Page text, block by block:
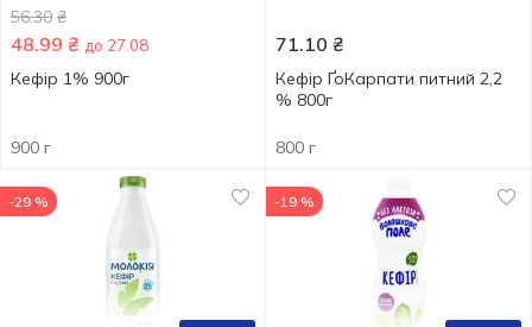
56.30 ₴
48.99 ₴ до 27.08
Кефір 1% 900г
900 г
71.10 ₴
Кефір ҐоКарпати питний 2,2
% 800г
800 г
-29 % -19 %